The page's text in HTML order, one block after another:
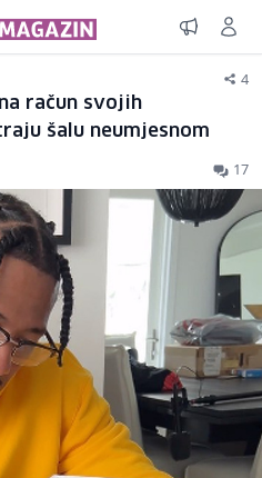
4
račun svojih
šalu neumjesnom
17